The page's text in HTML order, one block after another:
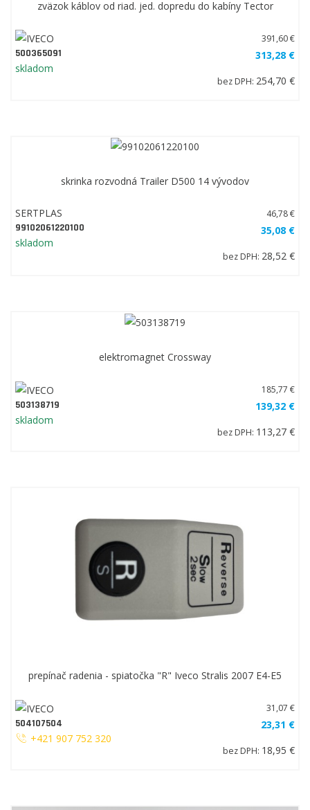
zväzok káblov od riad. jed. dopredu do kabíny Tector
500365091
skladom
391,60 €
313,28 €
bez DPH: 254,70 €
skrinka rozvodná Trailer D500 14 vývodov
SERTPLAS
99102061220100
skladom
46,78 €
35,08 €
bez DPH: 28,52 €
elektromagnet Crossway
503138719
skladom
185,77 €
139,32 €
bez DPH: 113,27 €
prepínač radenia - spiatočka "R" Iveco Stralis 2007 E4-E5
504107504
+421 907 752 320
31,07 €
23,31 €
bez DPH: 18,95 €